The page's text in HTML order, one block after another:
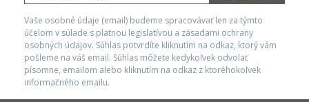
Vaše osobné údaje (email) budeme spracovávať len za týmto
účelom v súlade s platnou legislatívou a zásadami ochrany
osobných údajov. Súhlas potvrdíte kliknutím na odkaz, ktorý vám
pošleme na váš email. Súhlas môžete kedykoľvek odvolať
písomne, emailom alebo kliknutím na odkaz z ktoréhokoľvek
informačného emailu.